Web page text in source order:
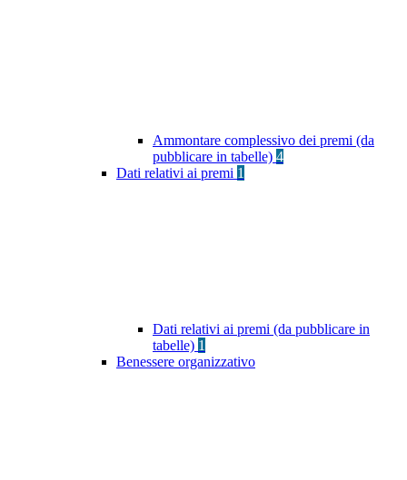
Ammontare complessivo dei premi (da
pubblicare in tabelle) 4
Dati relativi ai premi 1
Dati relativi ai premi (da pubblicare in
tabelle) 1
Benessere organizzativo